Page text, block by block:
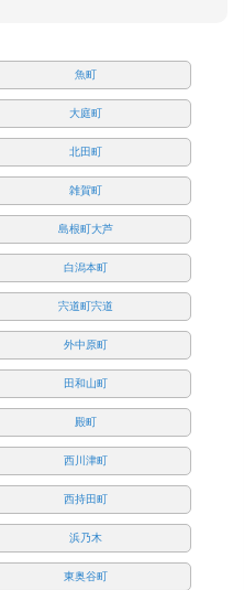
魚町
大庭町
北田町
雑賀町
島根町大芦
白潟本町
宍道町宍道
外中原町
田和山町
殿町
西川津町
西持田町
浜乃木
東奥谷町